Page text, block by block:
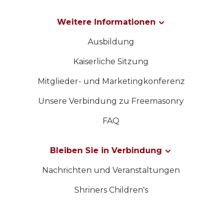
Weitere Informationen
Ausbildung
Kaiserliche Sitzung
Mitglieder- und Marketingkonferenz
Unsere Verbindung zu Freemasonry
FAQ
Bleiben Sie in Verbindung
Nachrichten und Veranstaltungen
Shriners Children's